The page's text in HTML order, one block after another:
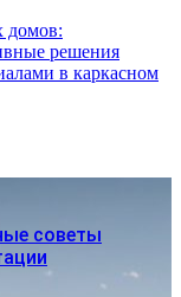
домов:
решения
в каркасном
советы